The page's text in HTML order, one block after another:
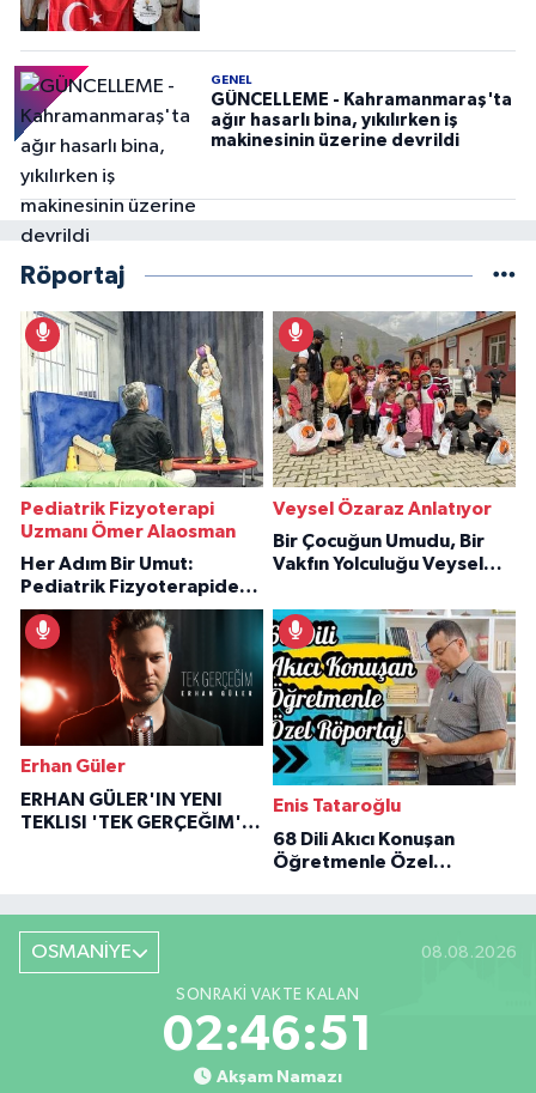
GENEL
GÜNCELLEME - Kahramanmaraş'ta
ağır hasarlı bina, yıkılırken iş
makinesinin üzerine devrildi
Röportaj
Pediatrik Fizyoterapi
Uzmanı Ömer Alaosman
Her Adım Bir Umut:
Pediatrik Fizyoterapiden
İlham Veren Hikâyeler
Veysel Özaraz Anlatıyor
Bir Çocuğun Umudu, Bir
Vakfın Yolculuğu Veysel
Erhan Güler
ERHAN GÜLER'IN YENI
TEKLISI 'TEK GERÇEĞIM'LE
Enis Tataroğlu
68 Dili Akıcı Konuşan
Öğretmenle Özel
OSMANİYE 08.08.2026
SONRAKI VAKTE KALAN
02:46:50
Akşam Namazı